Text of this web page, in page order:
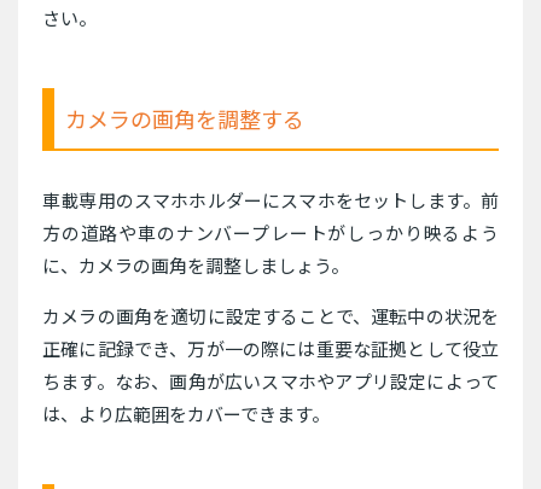
さい。
カメラの画角を調整する
車載専用のスマホホルダーにスマホをセットします。前
方の道路や車のナンバープレートがしっかり映るよう
に、カメラの画角を調整しましょう。
カメラの画角を適切に設定することで、運転中の状況を
正確に記録でき、万が一の際には重要な証拠として役立
ちます。なお、画角が広いスマホやアプリ設定によって
は、より広範囲をカバーできます。